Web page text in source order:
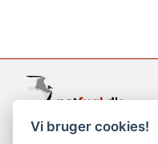
support@netfugl.dk
Vi bruger cookies!